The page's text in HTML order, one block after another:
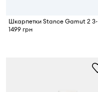
1499 грн